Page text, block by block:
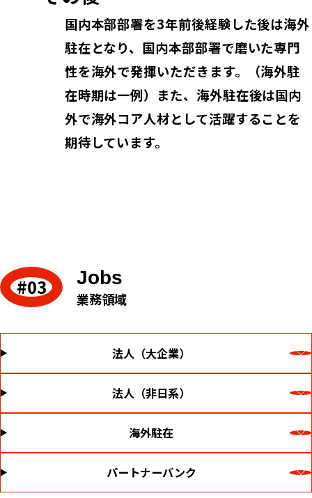
国内本部部署を3年前後経験した後は海外
駐在となり、国内本部部署で磨いた専門
性を海外で発揮いただきます。（海外駐
在時期は一例）また、海外駐在後は国内
外で海外コア人材として活躍することを
期待しています。
Jobs
業務領域
法人（大企業）
法人（非日系）
海外駐在
パートナーバンク